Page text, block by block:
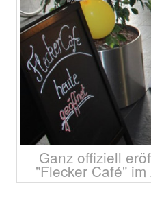
Ganz offiziell
"Flecker Café"